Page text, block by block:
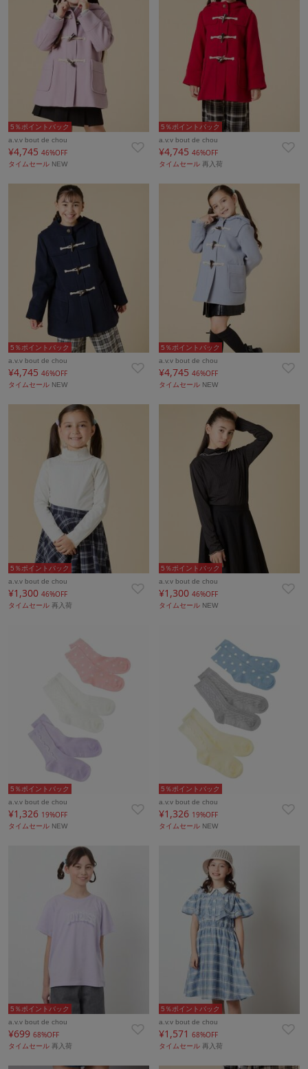
5％ポイントバック
a.v.v bout de chou
¥4,745 46%OFF
タイムセール NEW
5％ポイントバック
a.v.v bout de chou
¥4,74546%OFF
タイムセール再入荷
5％ポイントバック
a.v.v bout de chou
¥4,745 46%OFF
タイムセール NEW
5％ポイントバック
a.v.v bout de chou
¥4,74546%OFF
タイムセール NEW
5％ポイントバック
a.v.v bout de chou
¥1,300 46%OFF
タイムセール 再入荷
5％ポイントバック
a.v.v bout de chou
¥1,30046%OFF
タイムセール NEW
5％ポイントバック
a.v.v bout de chou
¥1,326 19%OFF
タイムセール NEW
5％ポイントバック
a.v.v bout de chou
¥1,326 19%OFF
タイムセール NEW
5％ポイントバック
a.v.v bout de chou
¥699 68%OFF
タイムセール 再入荷
5％ポイントバック
a.v.v bout de chou
¥1,57168%OFF
タイムセール再入荷